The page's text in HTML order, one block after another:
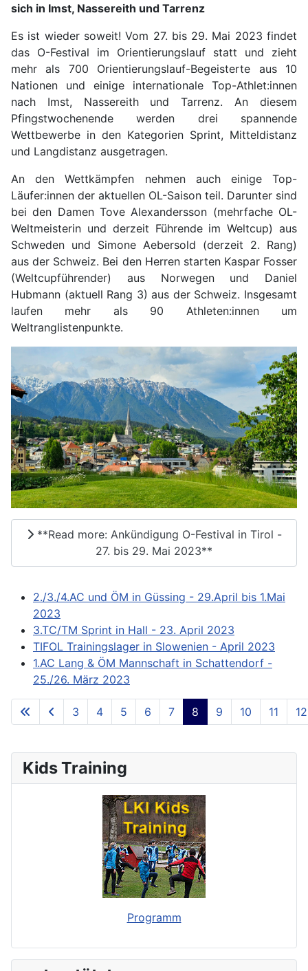
sich in Imst, Nassereith und Tarrenz
Es ist wieder soweit! Vom 27. bis 29. Mai 2023 findet
das O-Festival im Orientierungslauf statt und zieht
mehr als 700 Orientierungslauf-Begeisterte aus 10
Nationen und einige internationale Top-Athlet:innen
nach Imst, Nassereith und Tarrenz. An diesem
Pfingstwochenende werden drei spannende
Wettbewerbe in den Kategorien Sprint, Mitteldistanz
und Langdistanz ausgetragen.
An den Wettkämpfen nehmen auch einige Top-
Läufer:innen der aktuellen OL-Saison teil. Darunter sind
bei den Damen Tove Alexandersson (mehrfache OL-
Weltmeisterin und derzeit Führende im Weltcup) aus
Schweden und Simone Aebersold (derzeit 2. Rang)
aus der Schweiz. Bei den Herren starten Kaspar Fosser
(Weltcupführender) aus Norwegen und Daniel
Hubmann (aktuell Rang 3) aus der Schweiz. Insgesamt
laufen mehr als 90 Athleten:innen um
Weltranglistenpunkte.
**Read more: Ankündigung O-Festival in Tirol -
27. bis 29. Mai 2023**
2./3./4.AC und ÖM in Güssing - 29.April bis 1.Mai
2023
3.TC/TM Sprint in Hall - 23. April 2023
TIFOL Trainingslager in Slowenien - April 2023
1.AC Lang & ÖM Mannschaft in Schattendorf -
25./26. März 2023
**Page 8 of 73**
3 4 5 6 7 8 9 10 11 12
Kids Training
Programm